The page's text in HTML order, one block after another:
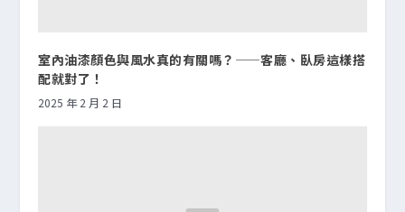
室內油漆顏色與風水真的有關嗎？——客廳、臥房這樣搭
配就對了！
2025 年 2 月 2 日